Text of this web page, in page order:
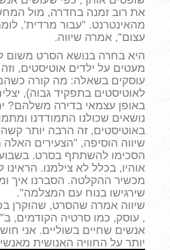
את רוב זמנה בחדרה, מול
מהאינטרנט. "עבור מרדית',
עצום", אמרה שיווה.
היא בחרה בנושא הסרט משום
מעטים על ילדים אוטיסטים,
עוסקים בשאלה: מה קורה
לאוטיסטים בתפקיד גבוה),
באופן עצמאי בדירה משלהם?
נושאים שכולנו התמודדנו
באוטיסטים, זה הרבה יותר
שיווה הוסיפה, "הצעירים
הסכימו להשתתף בסרט. בשבוע
אוהיו, בכלל לא צילמנו.
מכשיר ההקלטה. הסברנו איך
שירגישו בנוח עם המצלמה".
, עוסק, כמו סרטיה הקודמים,
אנשים שחיים בשוליים. אני
יותר על החוויה האנושית